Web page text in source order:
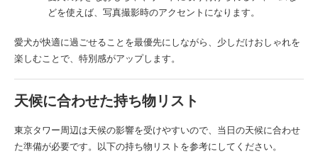
どを使えば、写真撮影時のアクセントになります。
愛犬が快適に過ごせることを最優先にしながら、少しだけおしゃれを
楽しむことで、特別感がアップします。
天候に合わせた持ち物リスト
東京タワー周辺は天候の影響を受けやすいので、当日の天候に合わせ
た準備が必要です。以下の持ち物リストを参考にしてください。